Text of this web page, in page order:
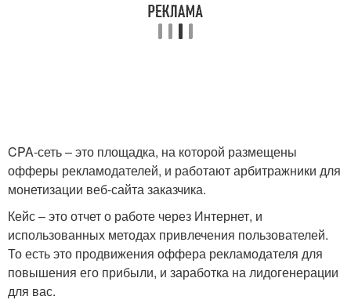
CPA-сеть – это площадка, на которой размещены
офферы рекламодателей, и работают арбитражники для
монетизации веб-сайта заказчика.
Кейс – это отчет о работе через Интернет, и
использованных методах привлечения пользователей.
То есть это продвижения оффера рекламодателя для
повышения его прибыли, и заработка на лидогенерации
для вас.